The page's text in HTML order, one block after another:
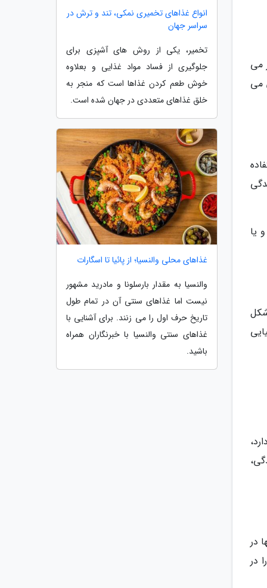
می
می
یا
در
در
انواع غذاهای تخمیری نمکی، تند و ترش در
سراسر جهان
تخمیر، یکی از روش های آشپزی برای
جلوگیری از فساد مواد غذایی و بعلاوه
خوش طعم کردن غذاها است که منجر به
خلق غذاهای متعددی در جهان شده است.
غذاهای محلی والنسیا؛ از پائیا تا اسگارات
والنسیا به مقدار بارسلونا و مادرید مشهور
نیست اما غذاهای سنتی آن در تمام طول
تاریخ حرف اول را می زنند. برای آشنایی با
غذاهای سنتی والنسیا با خبرنگاران همراه
باشید.